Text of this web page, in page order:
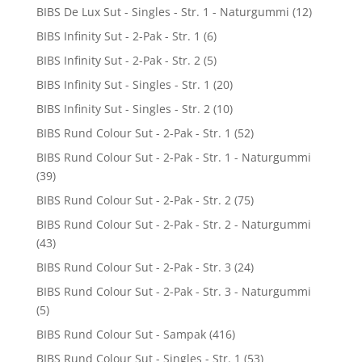
BIBS De Lux Sut - Singles - Str. 1 - Naturgummi (12)
BIBS Infinity Sut - 2-Pak - Str. 1 (6)
BIBS Infinity Sut - 2-Pak - Str. 2 (5)
BIBS Infinity Sut - Singles - Str. 1 (20)
BIBS Infinity Sut - Singles - Str. 2 (10)
BIBS Rund Colour Sut - 2-Pak - Str. 1 (52)
BIBS Rund Colour Sut - 2-Pak - Str. 1 - Naturgummi
(39)
BIBS Rund Colour Sut - 2-Pak - Str. 2 (75)
BIBS Rund Colour Sut - 2-Pak - Str. 2 - Naturgummi
(43)
BIBS Rund Colour Sut - 2-Pak - Str. 3 (24)
BIBS Rund Colour Sut - 2-Pak - Str. 3 - Naturgummi
(5)
BIBS Rund Colour Sut - Sampak (416)
BIBS Rund Colour Sut - Singles - Str. 1 (53)